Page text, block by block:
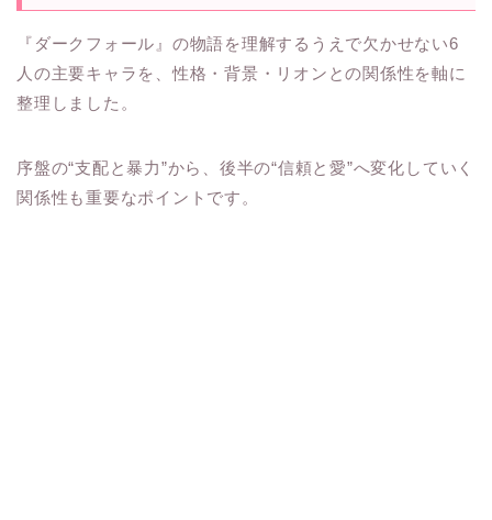
『ダークフォール』の物語を理解するうえで欠かせない6
人の主要キャラを、性格・背景・リオンとの関係性を軸に
整理しました。
序盤の“支配と暴力”から、後半の“信頼と愛”へ変化していく
関係性も重要なポイントです。